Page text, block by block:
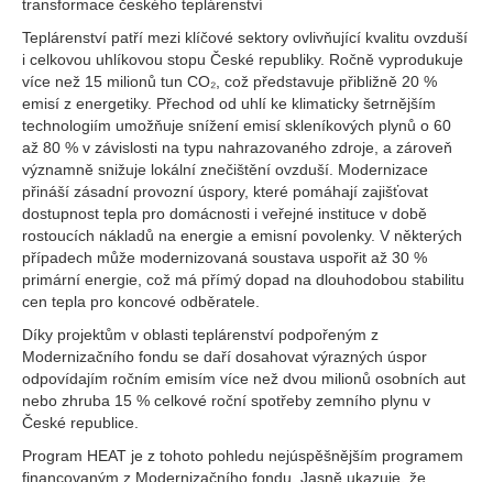
transformace českého teplárenství
Teplárenství patří mezi klíčové sektory ovlivňující kvalitu ovzduší
i celkovou uhlíkovou stopu České republiky. Ročně vyprodukuje
více než 15 milionů tun CO₂, což představuje přibližně 20 %
emisí z energetiky. Přechod od uhlí ke klimaticky šetrnějším
technologiím umožňuje snížení emisí skleníkových plynů o 60
až 80 % v závislosti na typu nahrazovaného zdroje, a zároveň
významně snižuje lokální znečištění ovzduší. Modernizace
přináší zásadní provozní úspory, které pomáhají zajišťovat
dostupnost tepla pro domácnosti i veřejné instituce v době
rostoucích nákladů na energie a emisní povolenky. V některých
případech může modernizovaná soustava uspořit až 30 %
primární energie, což má přímý dopad na dlouhodobou stabilitu
cen tepla pro koncové odběratele.
Díky projektům v oblasti teplárenství podpořeným z
Modernizačního fondu se daří dosahovat výrazných úspor
odpovídajím ročním emisím více než dvou milionů osobních aut
nebo zhruba 15 % celkové roční spotřeby zemního plynu v
České republice.
Program HEAT je z tohoto pohledu nejúspěšnějším programem
financovaným z Modernizačního fondu. Jasně ukazuje, že